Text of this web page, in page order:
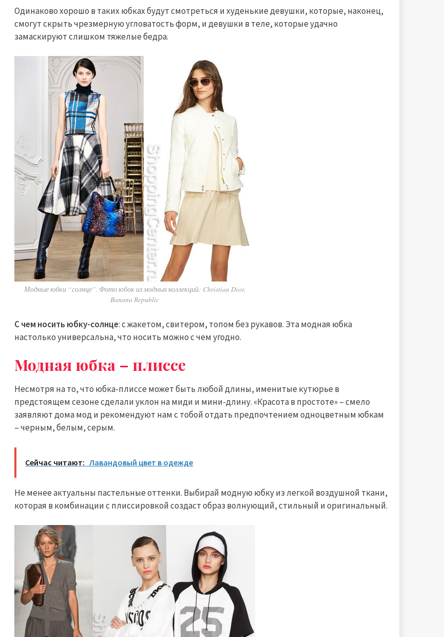
Одинаково хорошо в таких юбках будут смотреться и худенькие девушки, которые, наконец,
смогут скрыть чрезмерную угловатость форм, и девушки в теле, которые удачно
замаскируют слишком тяжелые бедра.
Модные юбки “солнце”. Фото юбок из модных коллекций: Christian Dior,
Banana Republic
С чем носить юбку-солнце: с жакетом, свитером, топом без рукавов. Эта модная юбка
настолько универсальна, что носить можно с чем угодно.
Модная юбка – плиссе
Несмотря на то, что юбка-плиссе может быть любой длины, именитые кутюрье в
предстоящем сезоне сделали уклон на миди и мини-длину. «Красота в простоте» – смело
заявляют дома мод и рекомендуют нам с тобой отдать предпочтением одноцветным юбкам
– черным, белым, серым.
Сейчас читают: Лавандовый цвет в одежде
Не менее актуальны пастельные оттенки. Выбирай модную юбку из легкой воздушной ткани,
которая в комбинации с плиссировкой создаст образ волнующий, стильный и оригинальный.